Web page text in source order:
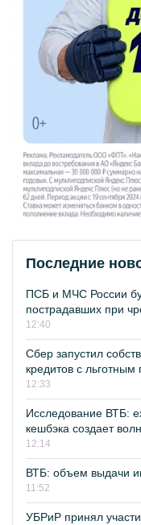
Последние
ПСБ и МЧС России
пострадавших при
12:40
Сбер запустил
кредитов с
12:33
Исследование ВТБ:
кешбэка создает
12:14
ВТБ: объем выдачи
11:52
УБРиР принял